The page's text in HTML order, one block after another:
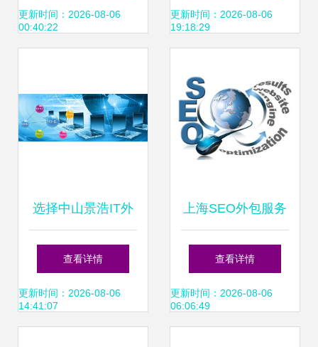
与软件外包服务解
更新时间：2026-08-06
00:40:22
更新时间：2026-08-06
19:18:29
选择中山景浩IT外
包与软件外包服务
的核心优势
查看详情
更新时间：2026-08-06
14:41:07
上海SEO外包服务
新手导览 服务项目
与2024年07月核心
查看详情
更新时间：2026-08-06
06:06:49